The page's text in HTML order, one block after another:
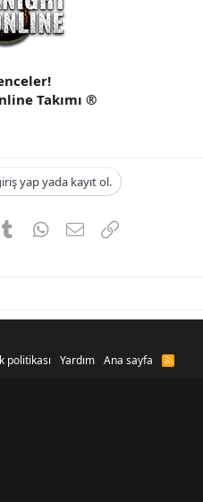
Takımı ®
yap yada kayıt ol.
TumblrWhatsApp
E-postaLink
politikası Yardım Ana sayfa
R